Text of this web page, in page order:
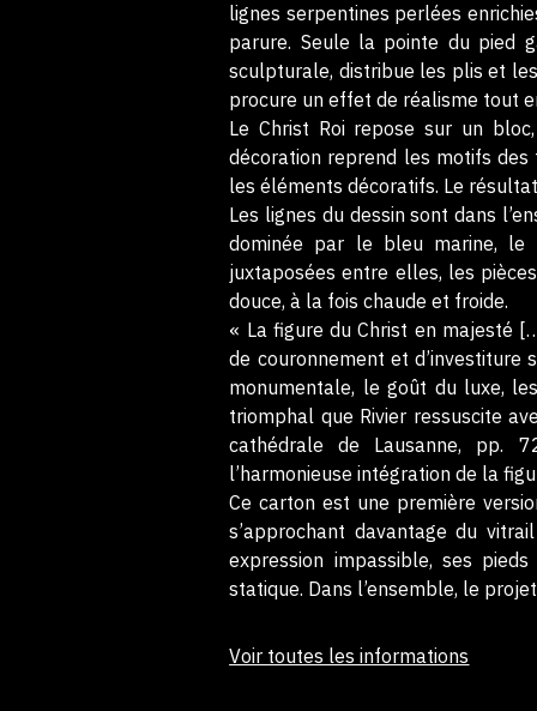
lignes serpentines perlées
parure. Seule la pointe du pied
sculpturale, distribue les plis et
procure un effet de réalisme tout
Le Christ Roi repose sur un
décoration reprend les motifs
les éléments décoratifs. Le
Les lignes du dessin sont dans
dominée par le bleu marine, le
juxtaposées entre elles, les
douce, à la fois chaude et froide.
« La figure du Christ en majesté
de couronnement et d’investiture
monumentale, le goût du luxe,
triomphal que Rivier ressuscite
cathédrale de Lausanne, pp.
l’harmonieuse intégration de la
Ce carton est une première
s’approchant davantage du
expression impassible, ses
statique. Dans l’ensemble, le
Voir toutes les informations